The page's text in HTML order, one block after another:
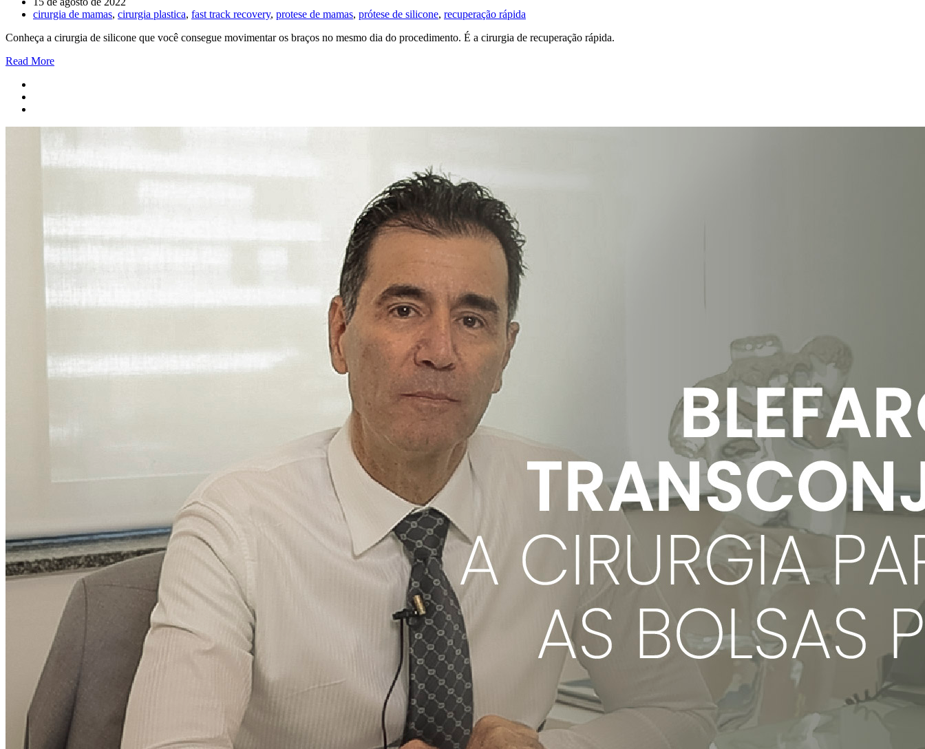
cirurgia de mamas, cirurgia plastica, fast track recovery, protese de mamas, prótese de silicone, recuperação rápida
Conheça a cirurgia de silicone que você consegue movimentar os braços no mesmo dia do procedimento. É a cirurgia de recuperação rápida.
Read More